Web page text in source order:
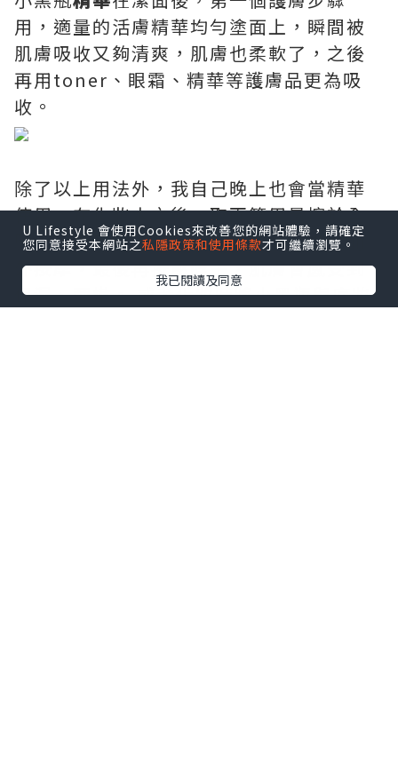
用，適量的活膚精華均勻塗面上，瞬間被
肌膚吸收又夠清爽，肌膚也柔軟了，之後
再用toner、眼霜、精華等護膚品更為吸
收。
除了以上用法外，我自己晚上也會當精華
使用，在化妝水之後，取兩管用量擦於全
臉上，由下往上，從下巴到額頭，由內而
外按摩，最後再按壓脖子，肌膚會感受到
保濕、彈嫩。 或者化妝時將小黑瓶與底妝
U Lifestyle 會使用Cookies來改善您的網站體驗，請確定
您同意接受本網站之私隱政策和使用條款才可繼續瀏覽。
我已閱讀及同意